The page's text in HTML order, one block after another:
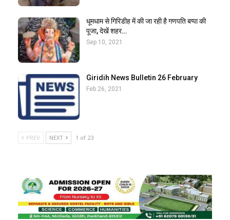
धूमधाम से गिरिडीह में की जा रही है गणपति बप्पा की
पूजा, देखें शहर…
Sep 10, 2021
Giridih News Bulletin 26 February
Feb 26, 2021
PREV NEXT 1 of 23